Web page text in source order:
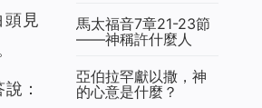
頭見
：
馬太福音7章21-23節
——神稱許什麼人
亞伯拉罕獻以撒，神
的心意是什麼？